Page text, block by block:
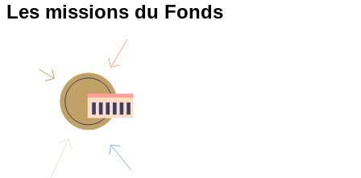
Les missions du Fonds